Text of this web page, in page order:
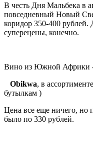
В честь Дня Мальбека в
повседневный Новый
коридор 350-400
суперецены, конечно.
Вино из Южной Африки
Obikwa, в
бутылкам )
Цена все еще ничего, но
было по 330 рублей.